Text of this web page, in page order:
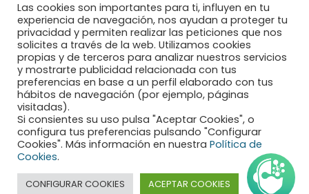
Financiado por la Unión Europea - NextGenerationEU
Declaración de accesibilidad
Las cookies son importantes para ti, influyen en tu
experiencia de navegación, nos ayudan a proteger tu
privacidad y permiten realizar las peticiones que nos
solicites a través de la web. Utilizamos cookies
propias y de terceros para analizar nuestros servicios
y mostrarte publicidad relacionada con tus
preferencias en base a un perfil elaborado con tus
hábitos de navegación (por ejemplo, páginas
visitadas).
Si consientes su uso pulsa "Aceptar Cookies", o
configura tus preferencias pulsando "Configurar
Cookies". Más información en nuestra Política de
Cookies.
CONFIGURAR COOKIES ACEPTAR COOKIES